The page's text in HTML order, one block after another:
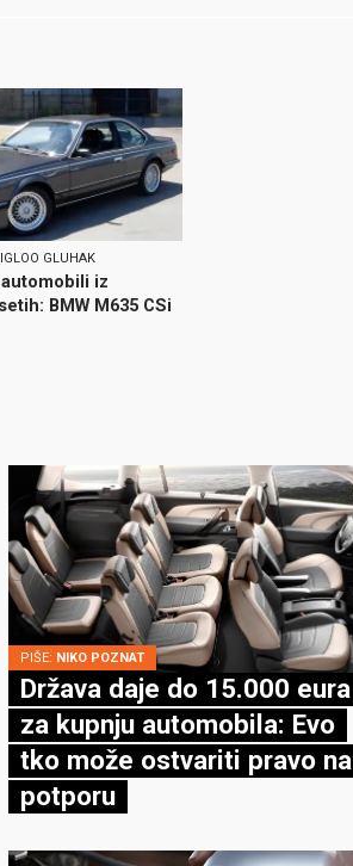
GLUHAK
automobili iz
BMW M635 CSi
PIŠE: NIKO POZNAT
Država daje do 15.000 eura
za kupnju automobila: Evo
tko može ostvariti pravo na
potporu